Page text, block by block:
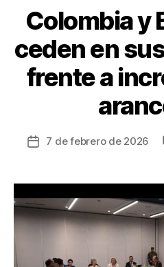
k
Colombia y
ceden en
frente a
Fecha
entrada
7 de febrero de 2026